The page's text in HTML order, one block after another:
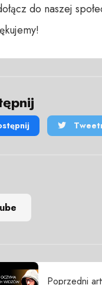
do naszej
Poprzedni